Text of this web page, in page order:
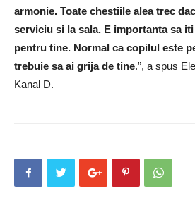
armonie. Toate chestiile alea trec
serviciu si la sala. E importanta sa
pentru tine. Normal ca copilul este
trebuie sa ai grija de tine.”, a spus
Kanal D.